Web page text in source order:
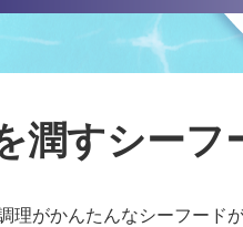
潤すシーフ
理がかんたんなシーフード